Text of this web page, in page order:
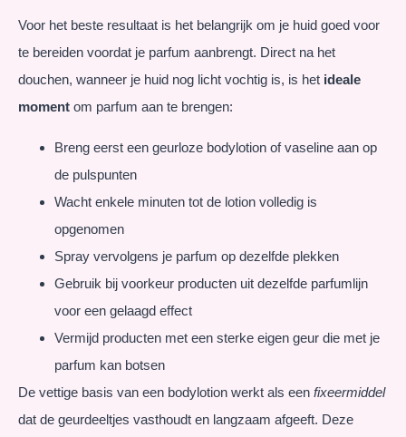
Voor het beste resultaat is het belangrijk om je huid goed voor
te bereiden voordat je parfum aanbrengt. Direct na het
douchen, wanneer je huid nog licht vochtig is, is het ideale
moment om parfum aan te brengen:
Breng eerst een geurloze bodylotion of vaseline aan op
de pulspunten
Wacht enkele minuten tot de lotion volledig is
opgenomen
Spray vervolgens je parfum op dezelfde plekken
Gebruik bij voorkeur producten uit dezelfde parfumlijn
voor een gelaagd effect
Vermijd producten met een sterke eigen geur die met je
parfum kan botsen
De vettige basis van een bodylotion werkt als een fixeermiddel
dat de geurdeeltjes vasthoudt en langzaam afgeeft. Deze